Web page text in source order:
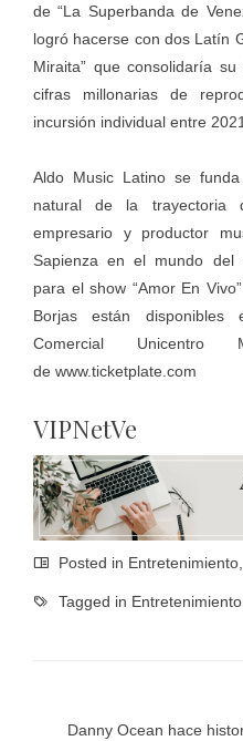
de “La Superbanda de
logró hacerse con dos Latín
Miraita” que consolidaría
cifras millonarias de
incursión individual entre
Aldo Music Latino se
natural de la
empresario y productor
Sapienza en el mundo del
para el show “Amor En
Borjas están
Comercial
de www.ticketplate.com
VIPNetVe
Posted in Entretenimiento,
Tagged in Entretenimiento
Danny Ocean hace